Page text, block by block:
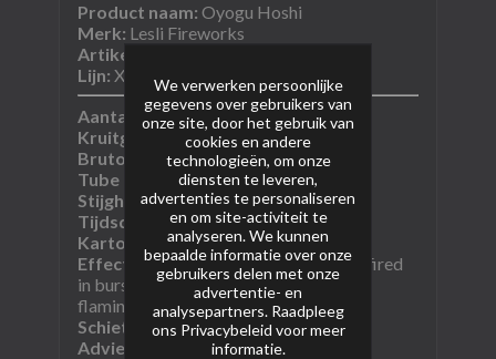
Product naam: Oyogu Hoshi
Merk: Lesli Fireworks
Artikel nummer:
Lijn: Xqlusif Nikishi lijn
Aantal schoten:36 schoten
Kruitgewicht (NEM):384 gram
Bruto gewicht:onbekend
Tube diameter:25 mm
Stijghoogte:15-20m
Tijdsduur:
27sec
Kartoninhoud:​1/4
Effectomschrijving:36-shot battery fired
in bursts: golden coco combined with
flaming fish. Ingenious!​
Schietrichting:i-shape
Adviesprijs:
onbekend
We verwerken persoonlijke
gegevens over gebruikers van
onze site, door het gebruik van
cookies en andere
technologieën, om onze
diensten te leveren,
advertenties te personaliseren
en om site-activiteit te
analyseren. We kunnen
bepaalde informatie over onze
gebruikers delen met onze
advertentie- en
analysepartners. Raadpleeg
ons Privacybeleid voor meer
informatie.